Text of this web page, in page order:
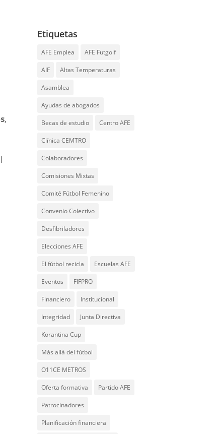
,
Etiquetas
AFE Emplea AFE Futgolf
AIF Altas Temperaturas
Asamblea
Ayudas de abogados
Becas de estudio Centro AFE
Clínica CEMTRO
Colaboradores
Comisiones Mixtas
Comité Fútbol Femenino
Convenio Colectivo
Desfibriladores
Elecciones AFE
El fútbol recicla Escuelas AFE
Eventos FIFPRO
Financiero Institucional
Integridad Junta Directiva
Korantina Cup
Más allá del fútbol
O11CE METROS
Oferta formativa Partido AFE
Patrocinadores
Planificación financiera